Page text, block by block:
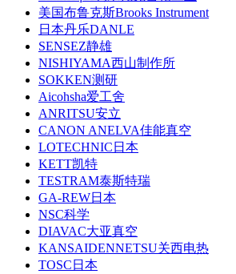
美国布鲁克斯Brooks Instrument
日本丹乐DANLE
SENSEZ静雄
NISHIYAMA西山制作所
SOKKEN测研
Aicohsha爱工舍
ANRITSU安立
CANON ANELVA佳能真空
LOTECHNIC日本
KETT凯特
TESTRAM泰斯特瑞
GA-REW日本
NSC科学
DIAVAC大亚真空
KANSAIDENNETSU关西电热
TOSC日本